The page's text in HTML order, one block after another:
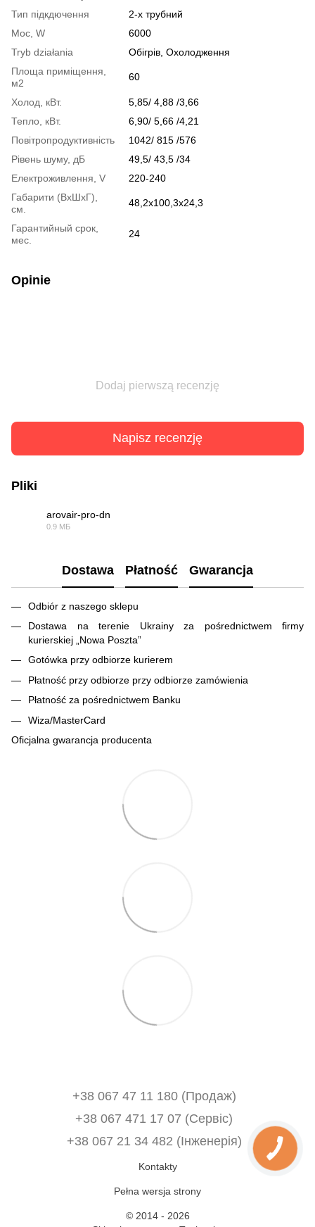
Тип підкдючення
2-х трубний
Moc, W
6000
Tryb działania
Обігрів, Охолодження
Площа приміщення,
м2
60
Холод, кВт.
5,85/ 4,88 /3,66
Тепло, кВт.
6,90/ 5,66 /4,21
Повітропродуктивність
1042/ 815 /576
Рівень шуму, дБ
49,5/ 43,5 /34
Електроживлення, V
220-240
Габарити (ВхШхГ),
см.
48,2х100,3х24,3
Гарантийный срок,
мес.
24
Opinie
Dodaj pierwszą recenzję
Napisz recenzję
Pliki
arovair-pro-dn
0.9 МБ
Dostawa Płatność Gwarancja
Odbiór z naszego sklepu
Dostawa na terenie Ukrainy za pośrednictwem firmy
kurierskiej „Nowa Poszta”
Gotówka przy odbiorze kurierem
Płatność przy odbiorze przy odbiorze zamówienia
Płatność za pośrednictwem Banku
Wiza/MasterCard
Oficjalna gwarancja producenta
+38 067 47 11 180 (Продаж)
+38 067 471 17 07 (Сервіс)
‎+38 067 21 34 482 (Інженерія)
Kontakty
Pełna wersja strony
© 2014 - 2026